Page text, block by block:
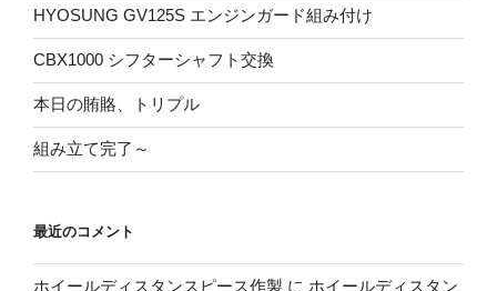
HYOSUNG GV125S エンジンガード組み付け
CBX1000 シフターシャフト交換
本日の賄賂、トリプル
組み立て完了～
最近のコメント
ホイールディスタンスピース作製 に ホイールディスタン